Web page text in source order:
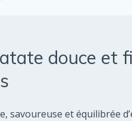
douce et
savoureuse et équilibrée